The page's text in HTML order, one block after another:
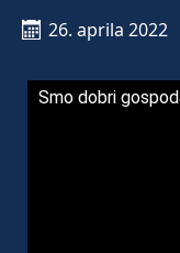
26. aprila 2022
Smo dobri